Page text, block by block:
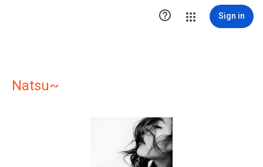
 Sign in
Natsu~